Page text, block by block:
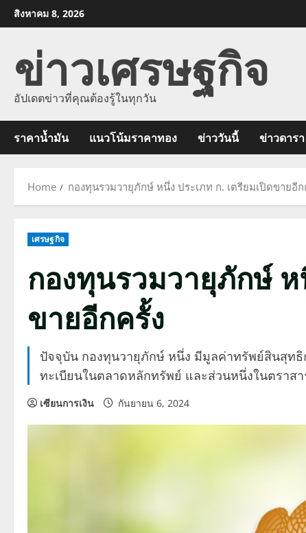
Skip
to
สิงหาคม 8, 2026
ข่าวเศรษฐกิจ
อัปเดตข่าวที่คุณต้องรู้ในทุกวัน
ราคาน้ำมัน แนวโน้มราคาทอง ข่าววันนี้ ข่าวดารา
Home กองทุนรวมวายุภักษ์ หนึ่ง ประเภท ก. เตรียมเปิดขายอีก
เศรษฐกิจ
กองทุนรวมวายุภักษ์ ห
ขายอีกครั้ง
ปัจจุบัน กองทุนวายุภักษ์ หนึ่ง มีมูลค่าทรัพย์สินสุท
ทะเบียนในตลาดหลักทรัพย์ และส่วนหนึ่งในตราส
เซียนการเงิน กันยายน 6, 2024